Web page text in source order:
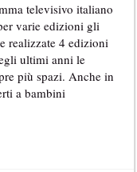
televisivo italiano
varie edizioni gli
realizzate 4 edizioni
ultimi anni le
più spazi. Anche in
a bambini